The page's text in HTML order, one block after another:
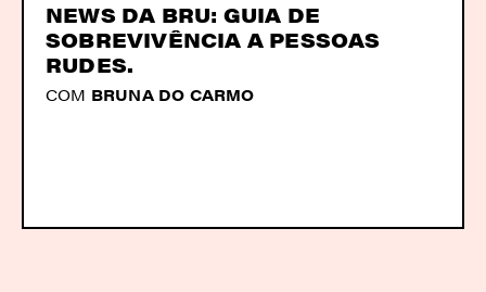
NEWS DA BRU: GUIA DE
SOBREVIVÊNCIA A PESSOAS
RUDES.
COM BRUNA DO CARMO